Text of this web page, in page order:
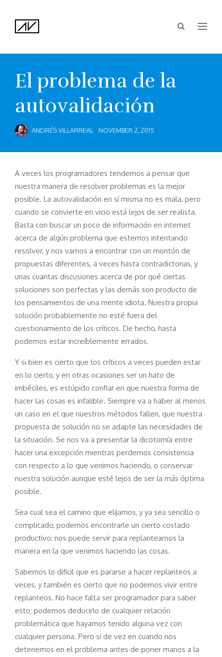
El problema de la
autovalidación
ANDRÉS VILLARREAL NOVEMBER 2, 2015
A veces los programadores tendemos a pensar que
nuestra manera de resolver problemas es la mejor
posible. La autovalidación en sí misma no es mala, pero
cuando se convierte en vicio está lejos de ser realista.
Basta con buscar un poco de información en internet
acerca de algún problema que estemos intentando
resolver, y nos vamos a encontrar con un montón de
propuestas diferentes, a veces hasta contradictorias, y
unas cuantas discusiones acerca de por qué ciertas
soluciones son perfectas y las demás son producto de
los pensamientos de una mente idiota. Nuestra propia
solución probablemente no esté fuera del
cuestionamiento de los críticos. De hecho, hasta
podemos estar increíblemente errados.
Y si bien es cierto que los críticos a veces pueden estar
en lo cierto, y en otras ocasiones ser un hato de
imbéciles, es estúpido confiar en que nuestra forma de
hacer las cosas es infalible. Siempre va a haber al menos
un caso en el que nuestros métodos fallen, que nuestra
propuesta de solución no se adapte las necesidades de
la situación. Se nos va a presentar la dicotomía entre
hacer una excepción mientras perdemos consistencia
con respecto a lo que venimos haciendo, o conservar
nuestra solución aunque esté lejos de ser la más óptima
posible.
Sea cual sea el camino que elijamos, y ya sea sencillo o
complicado, podemos encontrarle un cierto costado
productivo: nos puede servir para replantearnos la
manera en la que venimos haciendo las cosas.
Sabemos lo difícil que es pararse a hacer replanteos a
veces, y también es cierto que no podemos vivir entre
replanteos. No hace falta ser programador para saber
esto; podemos deducirlo de cualquier relación
problemática que hayamos tenido alguna vez con
cualquier persona. Pero si de vez en cuando nos
detenemos en el problema antes de poner manos a la